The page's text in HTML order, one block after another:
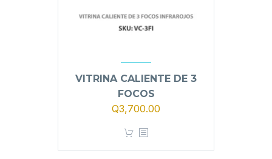
VITRINA CALIENTE DE 3
FOCOS
Q3,700.00